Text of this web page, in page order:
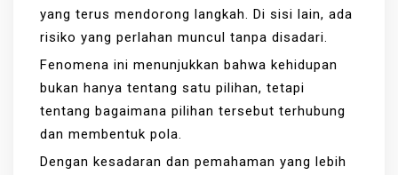
yang terus mendorong langkah. Di sisi lain, ada
risiko yang perlahan muncul tanpa disadari.
Fenomena ini menunjukkan bahwa kehidupan
bukan hanya tentang satu pilihan, tetapi
tentang bagaimana pilihan tersebut terhubung
dan membentuk pola.
Dengan kesadaran dan pemahaman yang lebih